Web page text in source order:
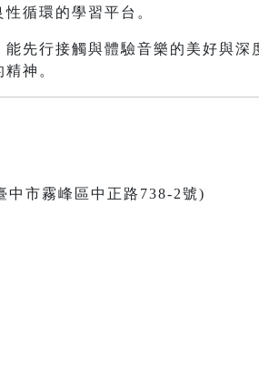
循環的學習平台。
先行接觸與體驗音樂的美好與深
神。
中市霧峰區中正路738-2號)